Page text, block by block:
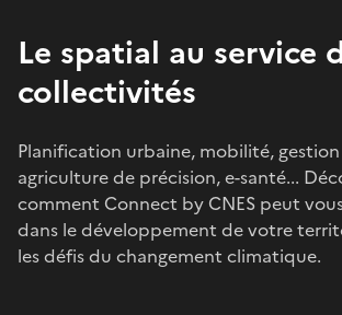
Le spatial au service
collectivités
Planification urbaine, mobilité, gestion
agriculture de précision, e-santé...
comment Connect by CNES peut
dans le développement de votre
les défis du changement climatique.